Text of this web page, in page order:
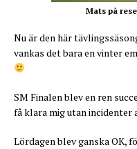
Mats på
Nu är den här
vankas det bara en vinter
SM Finalen blev en ren
få klara mig utan incidenter
Lördagen blev ganska OK,